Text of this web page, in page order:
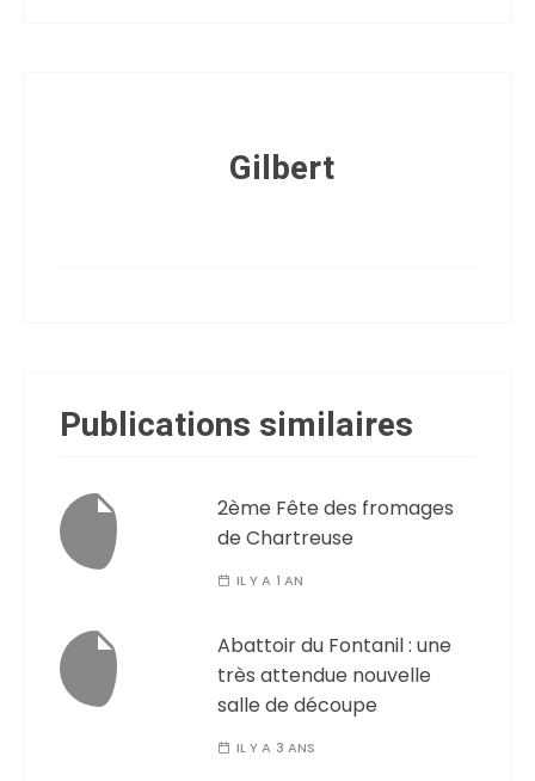
Gilbert
Publications similaires
2ème Fête des fromages
de Chartreuse
IL Y A 1 AN
Abattoir du Fontanil : une
très attendue nouvelle
salle de découpe
IL Y A 3 ANS